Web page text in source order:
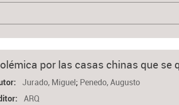
por las casas chinas que se
Jurado, Miguel; Penedo, Augusto
ARQ